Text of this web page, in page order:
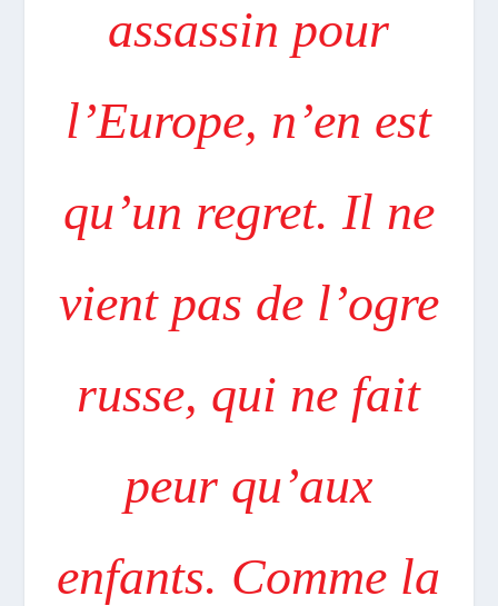
assassin pour
l’Europe, n’en est
qu’un regret. Il ne
vient pas de l’ogre
russe, qui ne fait
peur qu’aux
enfants. Comme la